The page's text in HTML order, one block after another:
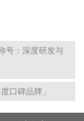
号：深度研发与
口碑品牌」